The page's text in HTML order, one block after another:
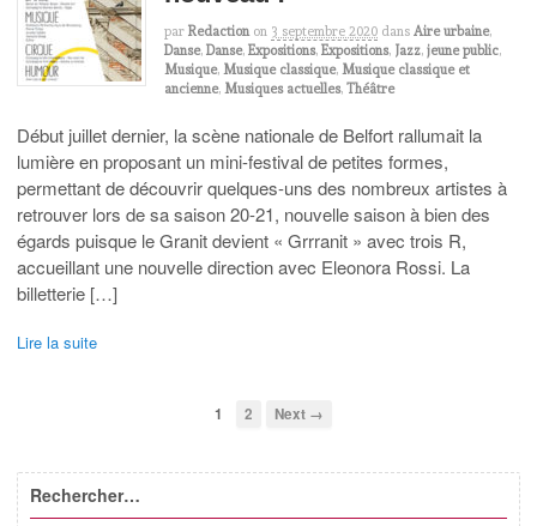
par Redaction on 3 septembre 2020 dans Aire urbaine,
Danse, Danse, Expositions, Expositions, Jazz, jeune public,
Musique, Musique classique, Musique classique et
ancienne, Musiques actuelles, Théâtre
Début juillet dernier, la scène nationale de Belfort rallumait la
lumière en proposant un mini-festival de petites formes,
permettant de découvrir quelques-uns des nombreux artistes à
retrouver lors de sa saison 20-21, nouvelle saison à bien des
égards puisque le Granit devient « Grrranit » avec trois R,
accueillant une nouvelle direction avec Eleonora Rossi. La
billetterie […]
Lire la suite
1 2 Next →
Rechercher…